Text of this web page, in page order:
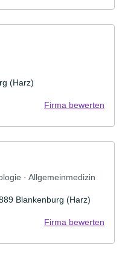
(Harz)
Firma bewerten
· Allgemeinmedizin
Blankenburg (Harz)
Firma bewerten